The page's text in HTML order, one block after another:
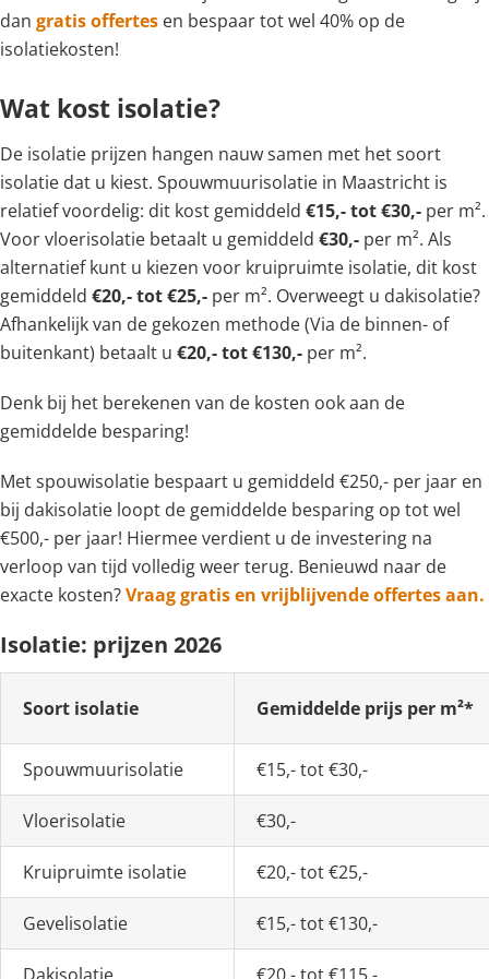
dan gratis offertes en bespaar tot wel 40% op de
isolatiekosten!
Wat kost isolatie?
De isolatie prijzen hangen nauw samen met het soort
isolatie dat u kiest. Spouwmuurisolatie in Maastricht is
relatief voordelig: dit kost gemiddeld €15,- tot €30,- per m².
Voor vloerisolatie betaalt u gemiddeld €30,- per m². Als
alternatief kunt u kiezen voor kruipruimte isolatie, dit kost
gemiddeld €20,- tot €25,- per m². Overweegt u dakisolatie?
Afhankelijk van de gekozen methode (Via de binnen- of
buitenkant) betaalt u €20,- tot €130,- per m².
Denk bij het berekenen van de kosten ook aan de
gemiddelde besparing!
Met spouwisolatie bespaart u gemiddeld €250,- per jaar en
bij dakisolatie loopt de gemiddelde besparing op tot wel
€500,- per jaar! Hiermee verdient u de investering na
verloop van tijd volledig weer terug. Benieuwd naar de
exacte kosten?Vraag gratis en vrijblijvende offertes aan.
Isolatie: prijzen 2026
Soort isolatie Gemiddelde prijs per m²*
Spouwmuurisolatie €15,- tot €30,-
Vloerisolatie €30,-
Kruipruimte isolatie €20,- tot €25,-
Gevelisolatie €15,- tot €130,-